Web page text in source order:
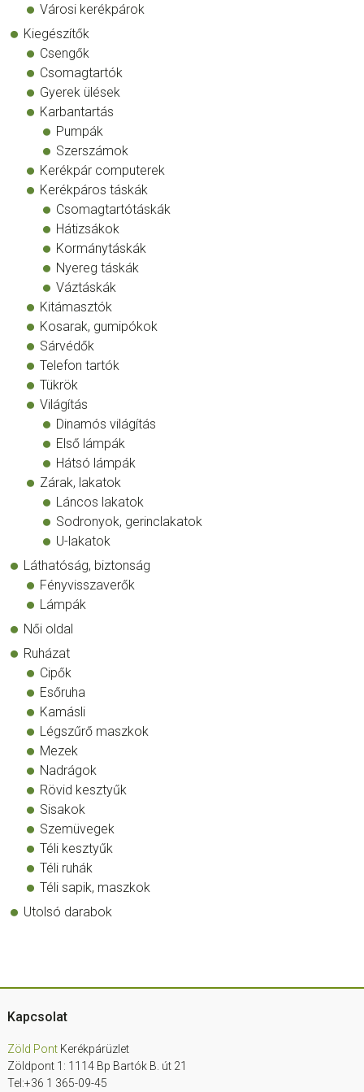
Városi kerékpárok
Kiegészítők
Csengők
Csomagtartók
Gyerek ülések
Karbantartás
Pumpák
Szerszámok
Kerékpár computerek
Kerékpáros táskák
Csomagtartótáskák
Hátizsákok
Kormánytáskák
Nyereg táskák
Váztáskák
Kitámasztók
Kosarak, gumipókok
Sárvédők
Telefon tartók
Tükrök
Világítás
Dinamós világítás
Első lámpák
Hátsó lámpák
Zárak, lakatok
Láncos lakatok
Sodronyok, gerinclakatok
U-lakatok
Láthatóság, biztonság
Fényvisszaverők
Lámpák
Női oldal
Ruházat
Cipők
Esőruha
Kamásli
Légszűrő maszkok
Mezek
Nadrágok
Rövid kesztyűk
Sisakok
Szemüvegek
Téli kesztyűk
Téli ruhák
Téli sapik, maszkok
Utolsó darabok
Footer
Kapcsolat
Zöld PontKerékpárüzlet
Zöldpont 1: 1114 Bp Bartók B. út 21
Tel:+36 1 365-09-45